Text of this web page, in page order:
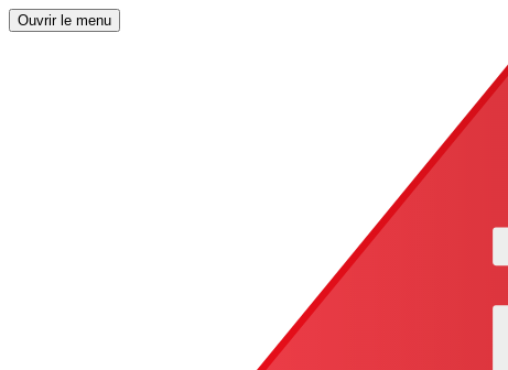
Ouvrir le menu